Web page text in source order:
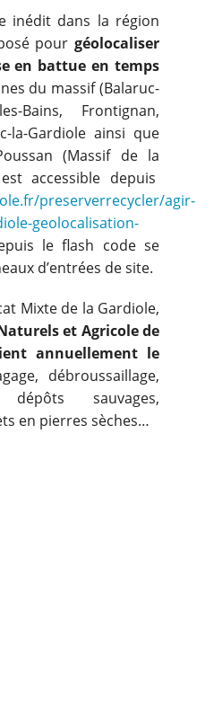
inédit dans la région
pour géolocaliser
en battue en temps
du massif (Balaruc-
Bains, Frontignan,
la-Gardiole ainsi que
(Massif de la
accessible depuis
preserverrecycler/agir-
geolocalisation-
le flash code se
d’entrées de site.
Mixte de la Gardiole,
et Agricole de
annuellement le
débroussaillage,
sauvages,
en pierres sèches…